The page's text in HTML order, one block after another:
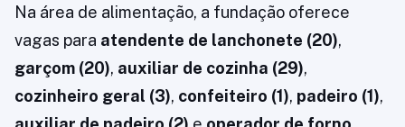
Na área de alimentação, a fundação oferece
vagas para atendente de lanchonete (20),
garçom (20), auxiliar de cozinha (29),
cozinheiro geral (3), confeiteiro (1), padeiro (1),